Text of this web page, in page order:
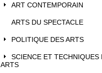
ART CONTEMPORAIN
ARTS DU SPECTACLE
POLITIQUE DES ARTS
SCIENCE ET TECHNIQUES
ARTS